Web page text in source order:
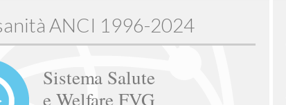
ANCI 1996-2024
Sistema Salute
e Welfare FVG